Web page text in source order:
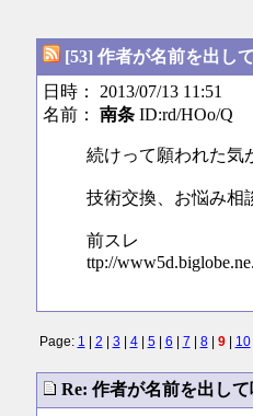
[53] 作者が名前を出し
日時： 2013/07/13 11:51
名前： 南条ID:rd/HOo/Q
続けって願われた気
技術交換、お悩み相
前スレ
ttp://
Page: 1 2 3 4| 5| 6 7 8| 9| 10|
Re: 作者が名前を出し